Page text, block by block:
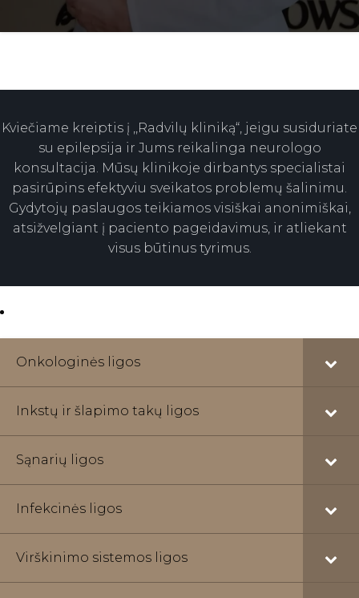
Onkologinės ligos
Inkstų ir šlapimo takų ligos
Sąnarių ligos
Infekcinės ligos
Virškinimo sistemos ligos
Kviečiame kreiptis į ,,Radvilų kliniką“, jeigu susiduriate
su epilepsija ir Jums reikalinga neurologo
konsultacija. Mūsų klinikoje dirbantys specialistai
pasirūpins efektyviu sveikatos problemų šalinimu.
Gydytojų paslaugos teikiamos visiškai anonimiškai,
atsižvelgiant į paciento pageidavimus, ir atliekant
visus būtinus tyrimus.